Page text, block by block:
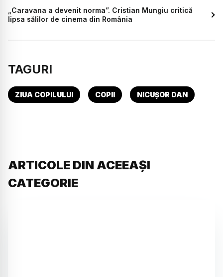
„Caravana a devenit norma”. Cristian Mungiu critică
lipsa sălilor de cinema din România
TAGURI
ZIUA COPILULUI COPII NICUȘOR DAN
ARTICOLE DIN ACEEAȘI
CATEGORIE